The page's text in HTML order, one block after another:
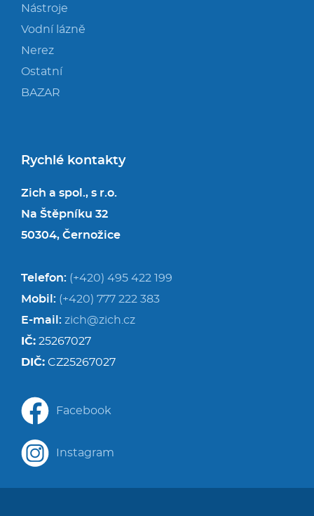
Nástroje
Vodní lázně
Nerez
Ostatní
BAZAR
Rychlé kontakty
Zich a spol., s r.o.
Na Štěpníku 32
50304, Černožice
Telefon: (+420) 495 422 199
Mobil: (+420) 777 222 383
E-mail: zich@zich.cz
IČ: 25267027
DIČ: CZ25267027
Facebook
Instagram